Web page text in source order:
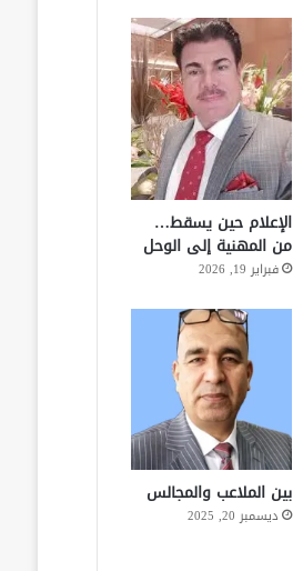
الإعلام حين يسقط…
من المهنية إلى الوحل
فبراير 19, 2026
بين الملاعب والمجالس
ديسمبر 20, 2025